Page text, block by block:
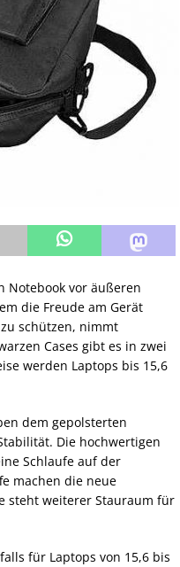
Notebook vor äußeren
die Freude am Gerät
schützen, nimmt
Cases gibt es in zwei
werden Laptops bis 15,6
dem gepolsterten
Die hochwertigen
Schlaufe auf der
machen die neue
steht weiterer Stauraum für
für Laptops von 15,6 bis